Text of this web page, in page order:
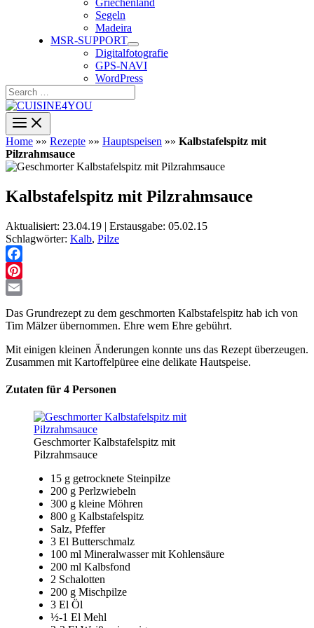
Griechenland
Segeln
Madeira
MSR-SUPPORT
Digitalfotografie
GPS-NAVI
WordPress
Search
…
Home »» Rezepte »» Hauptspeisen »» Kalbstafelspitz mit
Pilzrahmsauce
Kalbstafelspitz mit Pilzrahmsauce
Aktualisiert: 23.04.19 | Erstausgabe: 05.02.15
Schlagwörter: Kalb, Pilze
Facebook
Pinterest
Das Grundrezept zu dem geschmorten Kalbstafelspitz hab ich von
Tim Mälzer übernommen. Ehre wem Ehre gebührt.
Mit einigen kleinen Änderungen konnte uns das Rezept überzeugen.
Zusammen mit Kartoffelpüree eine delikate Hautspeise.
Zutaten für 4 Personen
Geschmorter Kalbstafelspitz mit
Pilzrahmsauce
15 g getrocknete Steinpilze
200 g Perlzwiebeln
300 g kleine Möhren
800 g Kalbstafelspitz
Salz, Pfeffer
3 El Butterschmalz
100 ml Mineralwasser mit Kohlensäure
200 ml Kalbsfond
2 Schalotten
200 g Mischpilze
3 El Öl
½-1 El Mehl